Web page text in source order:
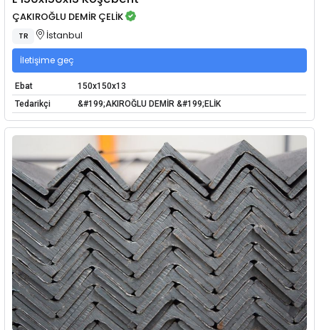
ÇAKIROĞLU DEMİR ÇELİK
TR İstanbul
İletişime geç
Ebat
150x150x13
Tedarikçi
&#199;AKIROĞLU DEMİR &#199;ELİK